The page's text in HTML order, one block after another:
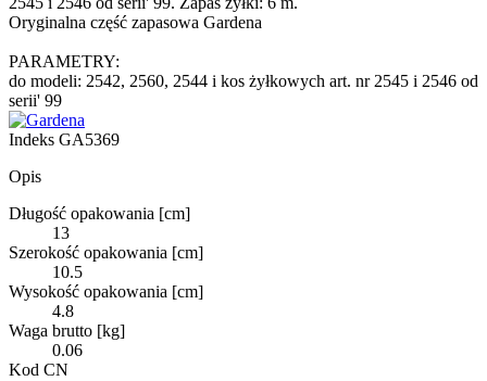
Oryginalna część zapasowa Gardena
PARAMETRY:
do modeli: 2542, 2560, 2544 i kos żyłkowych art. nr 2545 i 2546 od
serii' 99
Indeks GA5369
Opis
Długość opakowania [cm]
13
Szerokość opakowania [cm]
10.5
Wysokość opakowania [cm]
4.8
Waga brutto [kg]
0.06
Kod CN